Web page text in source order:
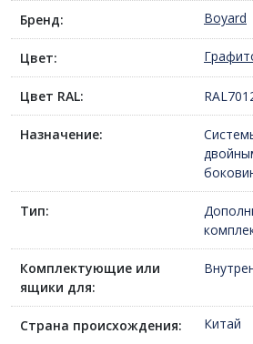
Бренд: Boyard
Цвет:
Цвет RAL:
Назначение:
Тип:
Комплектующие или
ящики для:
Страна происхождения: Китай